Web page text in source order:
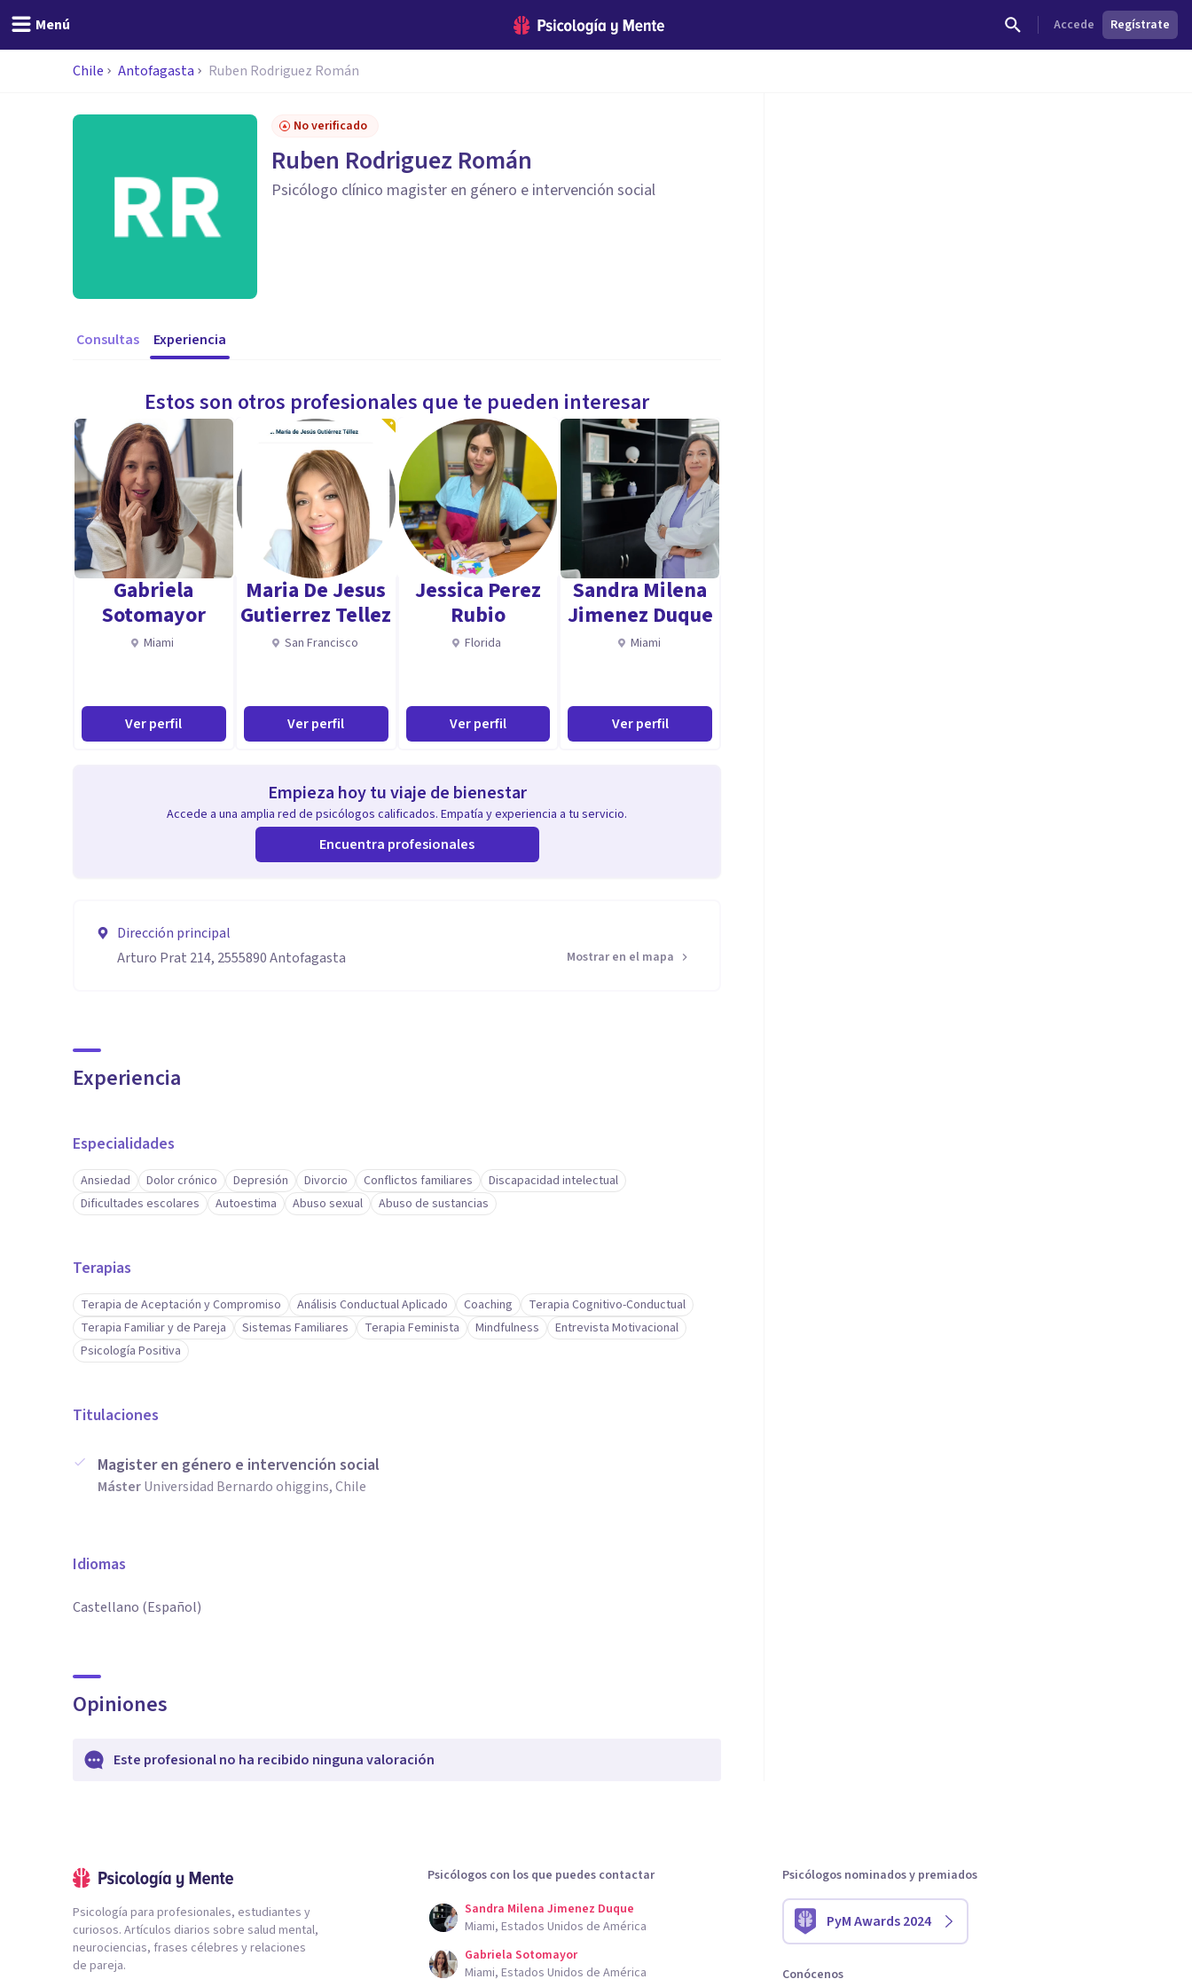
Menú Accede Regístrate
Chile Antofagasta Ruben Rodriguez Román
No verificado
Ruben Rodriguez Román
Psicólogo clínico magister en género e intervención social
Consultas Experiencia
Estos son otros profesionales que te pueden interesar
Gabriela
Sotomayor
Miami
Ver perfil
Maria De Jesus
Gutierrez Tellez
San Francisco
Ver perfil
Jessica Perez
Rubio
Florida
Ver perfil
Sandra Milena
Jimenez Duque
Miami
Ver perfil
Empieza hoy tu viaje de bienestar
Accede a una amplia red de psicólogos calificados. Empatía y experiencia a tu servicio.
Encuentra profesionales
Dirección principal
Arturo Prat 214, 2555890 Antofagasta
Mostrar en el mapa
Experiencia
Especialidades
Ansiedad Dolor crónico Depresión Divorcio Conflictos familiares
Discapacidad intelectual
Dificultades escolares
Autoestima Abuso sexual Abuso de sustancias
Terapias
Terapia de Aceptación y Compromiso Análisis Conductual Aplicado Coaching
Terapia Cognitivo-Conductual
Terapia Familiar y de Pareja
Sistemas Familiares Terapia Feminista Mindfulness
Entrevista Motivacional
Psicología Positiva
Titulaciones
Magister en género e intervención social
MásterUniversidad Bernardo ohiggins, Chile
Idiomas
Castellano (Español)
Opiniones
Este profesional no ha recibido ninguna valoración
Psicología para profesionales, estudiantes y
curiosos. Artículos diarios sobre salud mental,
neurociencias, frases célebres y relaciones
de pareja.
Psicólogos con los que puedes contactar
Sandra Milena Jimenez Duque
Miami, Estados Unidos de América
Gabriela Sotomayor
Miami, Estados Unidos de América
Psicólogos nominados y premiados
PyM Awards 2024
Conócenos